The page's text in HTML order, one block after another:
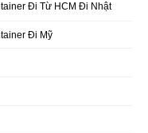
Đi Từ HCM Đi Nhật
Đi Mỹ